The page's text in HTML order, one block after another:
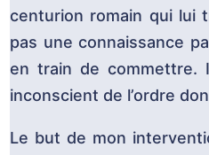
centurion romain qui lui
pas une connaissance
en train de commettre.
inconscient de l’ordre
Le but de mon